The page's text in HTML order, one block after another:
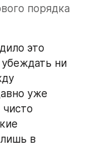
порядка
это
убеждать ни
уже
в